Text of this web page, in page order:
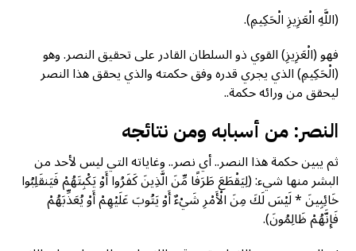
(اللَّهِ الْعَزِيزِ الْحَكِيمِ).
فهو (الْعَزِيزِ) القوي ذو السلطان القادر على تحقيق النصر. وهو
(الْحَكِيمِ) الذي يجري قدره وفق حكمته والذي يحقق هذا النصر
ليحقق من ورائه حكمة..
النصر: من أسبابه ومن نتائجه
ثم يبين حكمة هذا النصر.. أي نصر.. وغاياته التي ليس لأحد من
البشر منها شيء: (لِيَقْطَعَ طَرَفًا مِّنَ الَّذِينَ كَفَرُوا أَوْ يَكْبِتَهُمْ فَيَنقَلِبُوا
خَائِبِينَ * لَيْسَ لَكَ مِنَ الْأَمْرِ شَيْءٌ أَوْ يَتُوبَ عَلَيْهِمْ أَوْ يُعَذِّبَهُمْ
فَإِنَّهُمْ ظَالِمُونَ).